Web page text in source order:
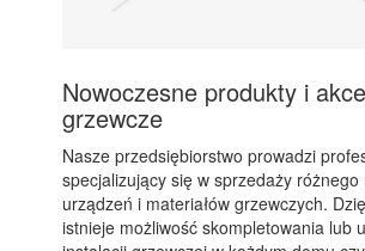
Nowoczesne produkty i
grzewcze
Nasze przedsiębiorstwo prowadzi
specjalizujący się w sprzedaży różnego
urządzeń i materiałów grzewczych.
istnieje możliwość skompletowania lub